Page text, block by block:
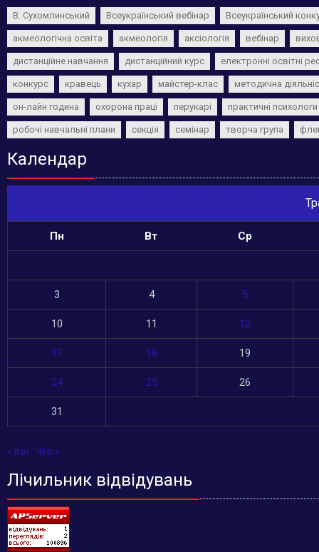
В. Сухомлинський Всеукраїнський вебінар Всеукраїнський
акмеологічна освіта акмеологія аксіологія вебінар
дистанційне навчання дистанційний курс електронні освітні
конкурс кравець кухар майстер-клас методична
он-лайн година охорона праці перукарі практичні психологи
робочі навчальні плани секція семінар творча група
Календар
Пн Вт Ср
3 4 5
10 11 12
17 18 19
24 25 26
31
« Кві Чер »
Лічильник відвідувань